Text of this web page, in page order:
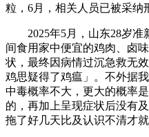
粒，6月，相关人员已被采纳
2025年5月，山东28岁准
间食用家中便宜的鸡肉、卤
状，最终因病情过沉急救无
鸡思疑得了鸡瘟」。不外据
中毒概率不大，更大的概率
的，再加上呈现症状后没有
拖了好几天比及认识不清才